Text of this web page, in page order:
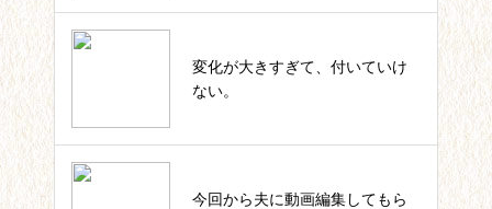
変化が大きすぎて、付いていけ
ない。
今回から夫に動画編集してもら
私のカウンセラー起業。これまで
の軌跡一覧
いっしょにIKUJI★セルフコーチ